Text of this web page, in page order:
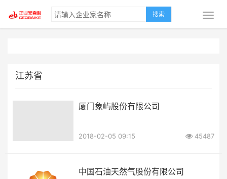
搜索
江苏省
厦门象屿股份有限公司
2018-02-05 09:15 45487
中国石油天然气股份有限公司